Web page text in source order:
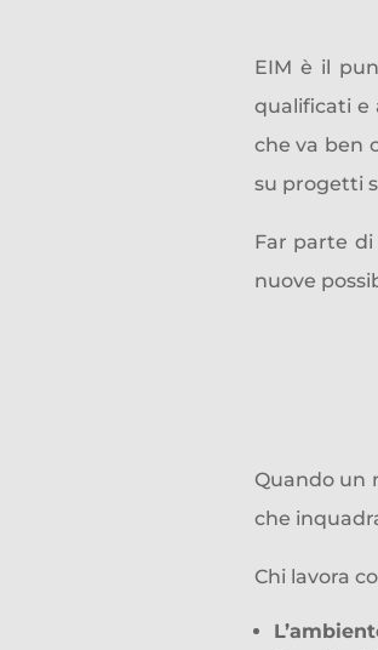
EIM è il
qualificati e
che va ben
su progetti
Far parte
nuove
Quando un
che
Chi lavora